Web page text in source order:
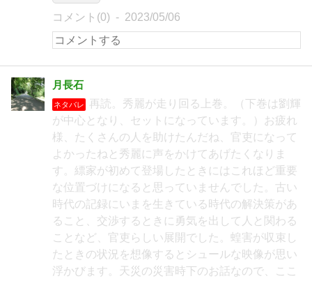
コメント(0) 2023/05/06
月長石
ネタバレ
再読。秀麗が走り回る上巻。（下巻は劉輝
が中心となり、セットになっています。）お疲れ
様、たくさんの人を助けたんだね、官吏になって
よかったねと秀麗に声をかけてあげたくなりま
す。縹家が初めて登場したときにはこれほど重要
な位置づけになると思っていませんでした。古い
時代の記録にいまを生きている時代の解決策があ
ること、交渉するときに勇気を出して人と関わる
ことなど、官吏らしい展開でした。蝗害が収束し
たときの状況を想像するとシュールな映像が思い
浮かびます。天災の災害時下のお話なので、ここ